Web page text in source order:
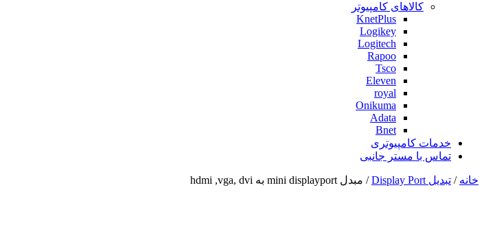
کالاهای کامپیوتر
KnetPlus
Logikey
Logitech
Rapoo
Tsco
Eleven
royal
Onikuma
Adata
Bnet
خدمات کامپیوتری
تماس با مستر جانبی
خانه / تبدیل Display Port / مبدل mini displayport به hdmi ,vga, dvi